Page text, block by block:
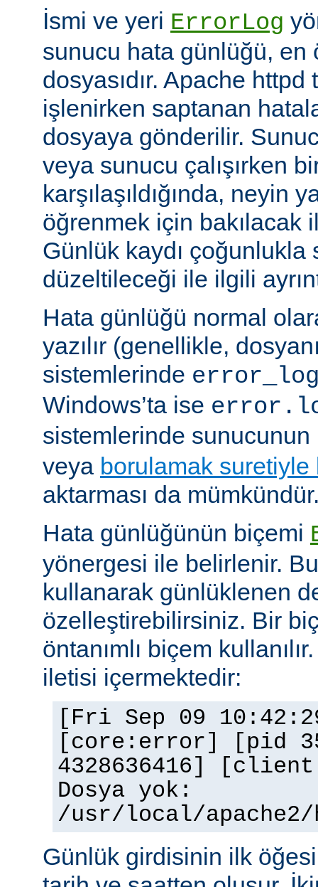
İsmi ve yeri ErrorLog
sunucu hata günlüğü, en
dosyasıdır. Apache httpd
işlenirken saptanan
dosyaya gönderilir.
veya sunucu çalışırken
karşılaşıldığında, neyin
öğrenmek için bakılacak
Günlük kaydı çoğunlukla
düzeltileceği ile ilgili
Hata günlüğü normal
yazılır (genellikle,
sistemlerinde
Windows’ta ise
sistemlerinde sunucunun
veya borulamak
aktarması da
Hata günlüğünün biçemi
yönergesi ile belirlenir.
kullanarak günlüklenen
özelleştirebilirsiniz. Bir
öntanımlı biçem
iletisi içermektedir:
[Fri Sep 09
[core:error] [pid
4328636416]
Dosya yok:
/usr/local/
Günlük girdisinin ilk öğesi